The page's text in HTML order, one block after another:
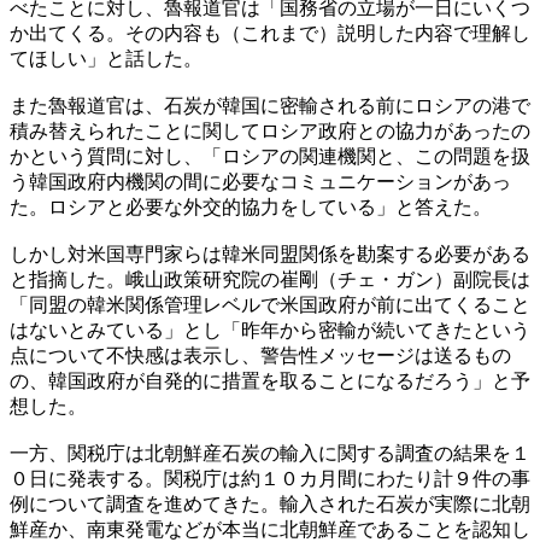
べたことに対し、魯報道官は「国務省の立場が一日にいくつ
か出てくる。その内容も（これまで）説明した内容で理解し
てほしい」と話した。
また魯報道官は、石炭が韓国に密輸される前にロシアの港で
積み替えられたことに関してロシア政府との協力があったの
かという質問に対し、「ロシアの関連機関と、この問題を扱
う韓国政府内機関の間に必要なコミュニケーションがあっ
た。ロシアと必要な外交的協力をしている」と答えた。
しかし対米国専門家らは韓米同盟関係を勘案する必要がある
と指摘した。峨山政策研究院の崔剛（チェ・ガン）副院長は
「同盟の韓米関係管理レベルで米国政府が前に出てくること
はないとみている」とし「昨年から密輸が続いてきたという
点について不快感は表示し、警告性メッセージは送るもの
の、韓国政府が自発的に措置を取ることになるだろう」と予
想した。
一方、関税庁は北朝鮮産石炭の輸入に関する調査の結果を１
０日に発表する。関税庁は約１０カ月間にわたり計９件の事
例について調査を進めてきた。輸入された石炭が実際に北朝
鮮産か、南東発電などが本当に北朝鮮産であることを認知し